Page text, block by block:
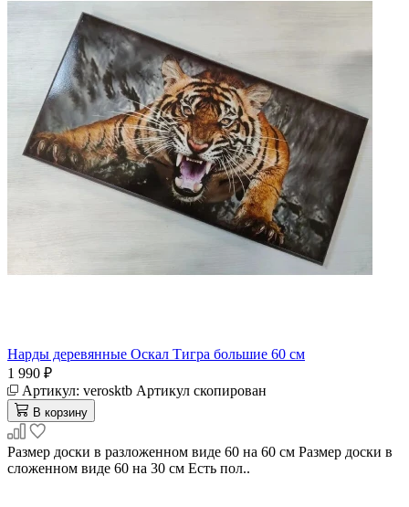
Нарды деревянные Оскал Тигра большие 60 см
1 990 ₽
Артикул: verosktb Артикул скопирован
В корзину
Размер доски в разложенном виде 60 на 60 см Размер доски в
сложенном виде 60 на 30 см Есть пол..